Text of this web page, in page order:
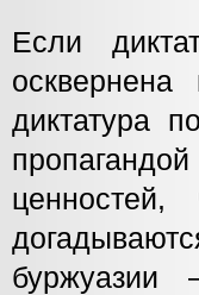
Если
диктатура
буржуазии